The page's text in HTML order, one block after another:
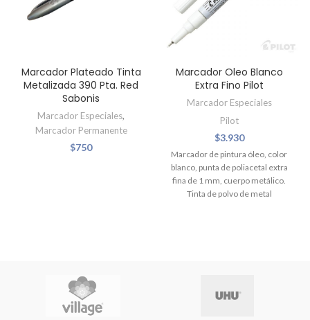
Marcador Plateado Tinta
Metalizada 390 Pta. Red
Sabonis
Marcador Especiales,
Marcador Permanente
$750
Marcador Oleo Blanco
Extra Fino Pilot
Marcador Especiales
Pilot
$3.930
Marcador de pintura óleo, color
blanco, punta de poliacetal extra
fina de 1 mm, cuerpo metálico.
Tinta de polvo de metal
para iniciar el flujo de tinta.